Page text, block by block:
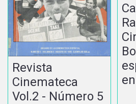
Revista
Cinemateca
Vol.2 - Número 5